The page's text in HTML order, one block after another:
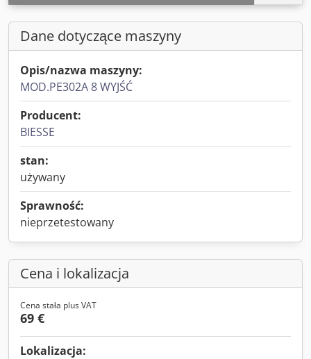
Dane dotyczące maszyny
Opis/nazwa maszyny:
MOD.PE302A 8 WYJŚĆ
Producent:
BIESSE
stan:
używany
Sprawność:
nieprzetestowany
Cena i lokalizacja
Cena stała plus VAT
69 €
Lokalizacja: